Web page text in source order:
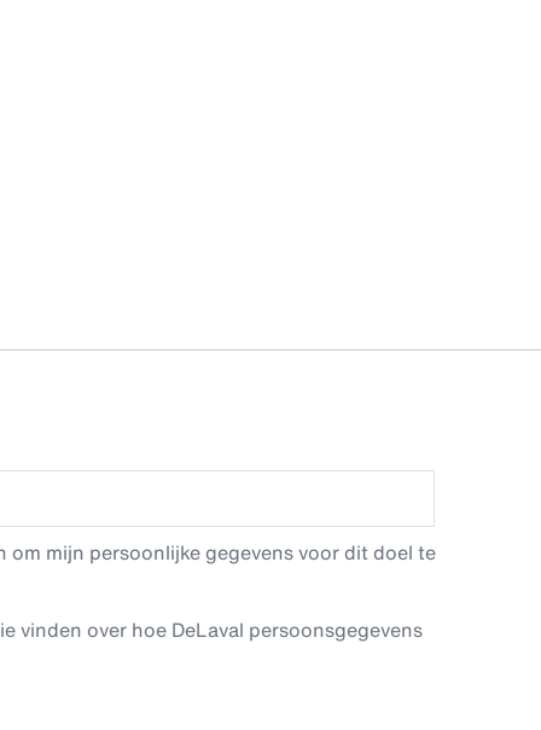
om mijn persoonlijke gegevens voor dit doel te
vinden over hoe DeLaval persoonsgegevens